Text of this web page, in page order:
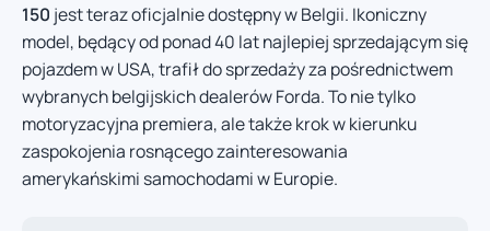
150 jest teraz oficjalnie dostępny w Belgii. Ikoniczny
model, będący od ponad 40 lat najlepiej sprzedającym się
pojazdem w USA, trafił do sprzedaży za pośrednictwem
wybranych belgijskich dealerów Forda. To nie tylko
motoryzacyjna premiera, ale także krok w kierunku
zaspokojenia rosnącego zainteresowania
amerykańskimi samochodami w Europie.